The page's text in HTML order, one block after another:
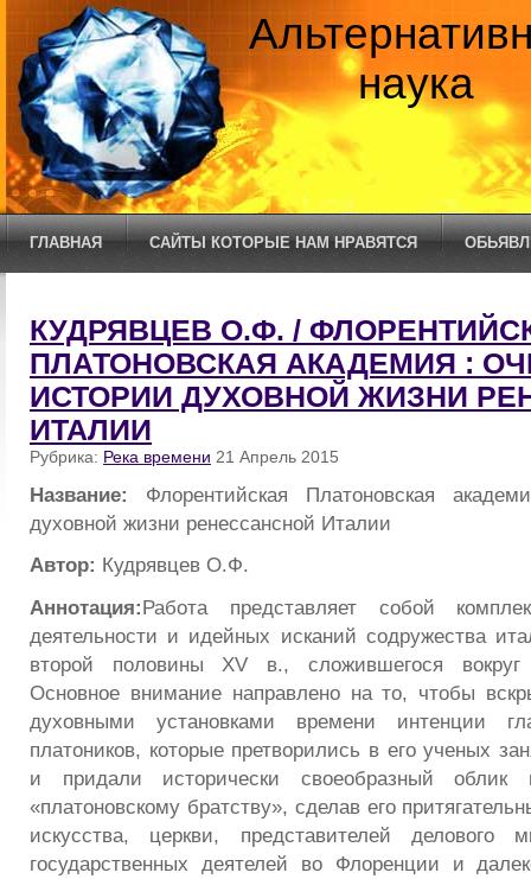
наука
ГЛАВНАЯ САЙТЫ КОТОРЫЕ НАМ НРАВЯТСЯ
КУДРЯВЦЕВ О.Ф. /
ПЛАТОНОВСКАЯ АКАДЕМИЯ :
ИСТОРИИ ДУХОВНОЙ ЖИЗНИ
ИТАЛИИ
Рубрика: Река времени 21 Апрель 2015
Название: Флорентийская Платоновская
духовной жизни ренессансной Италии
Автор: Кудрявцев О.Ф.
Аннотация:Работа представляет собой
деятельности и идейных исканий содружества
второй половины XV в., сложившегося
Основное внимание направлено на то, чтобы
духовными установками времени интенции
платоников, которые претворились в его ученых
и придали исторически своеобразный облик
«платоновскому братству», сделав его
искусства, церкви, представителей делового
государственных деятелей во Флоренции и